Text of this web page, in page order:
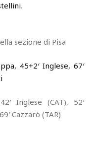
.
sezione di Pisa
45+2′ Inglese, 67′
Inglese (CAT), 52′
Cazzarò (TAR)